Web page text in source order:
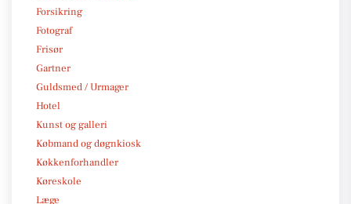
Forsikring
Fotograf
Frisør
Gartner
Guldsmed / Urmager
Hotel
Kunst og galleri
Købmand og døgnkiosk
Køkkenforhandler
Køreskole
Læge